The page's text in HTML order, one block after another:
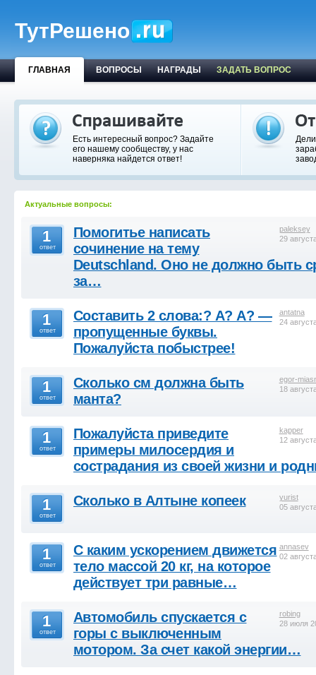
ТутРешено
ГЛАВНАЯ ВОПРОСЫ НАГРАДЫ ЗАДАТЬ ВОПРОС
Есть интересный вопрос? Задайте
его нашему сообществу, у нас
наверняка найдется ответ!
Актуальные вопросы:
paleksey
29
1
ответ
Помогитье написать
сочинение на тему
Deutschland. Оно не должно быть
за…
antatna
24
1
ответ
Составить 2 слова:? А? А? —
пропущенные буквы.
Пожалуйста побыстрее!
egor-
18
1
ответ
Сколько см должна быть
манта?
kapper
12
1
ответ
Пожалуйста приведите
примеры милосердия и
сострадания из своей жизни и
yurist
05
1
ответ
Сколько в Алтыне копеек
annasev
02
1
ответ
С каким ускорением движется
тело массой 20 кг, на которое
действует три равные…
robing
28 июля
1
ответ
Автомобиль спускается с
горы с выключенным
мотором. За счет какой энергии…